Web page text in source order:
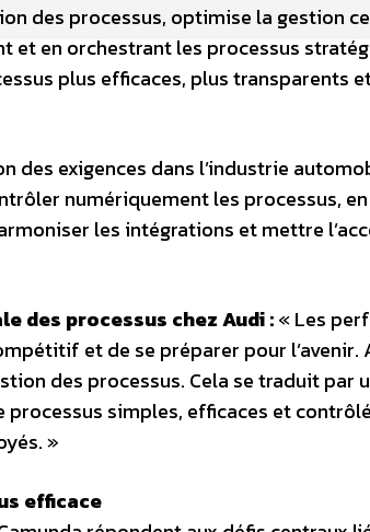
des processus, optimise la gestion
et en orchestrant les processus
plus efficaces, plus transparents
des exigences dans l’industrie
numériquement les processus,
les intégrations et mettre
des processus chez Audi :« Les
et de se préparer pour l’avenir.
des processus. Cela se traduit par
processus simples, efficaces et
»
efficace